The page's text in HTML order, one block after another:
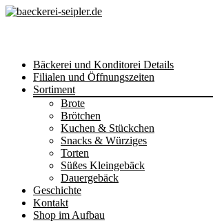
Skip
content
Bäckerei und Konditorei Details
Filialen und Öffnungszeiten
Sortiment
Brote
Brötchen
Kuchen & Stückchen
Snacks & Würziges
Torten
Süßes Kleingebäck
Dauergebäck
Geschichte
Kontakt
Shop im Aufbau